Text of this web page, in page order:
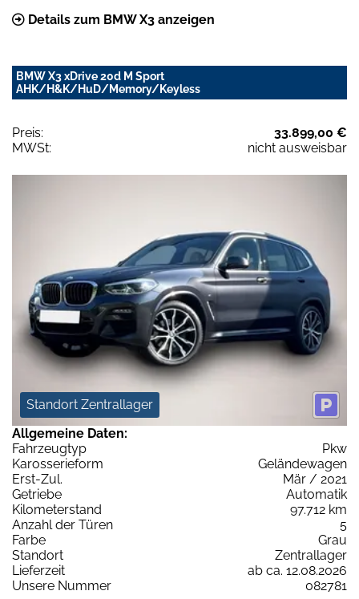
Details zum BMW X3 anzeigen
BMW X3 xDrive 20d M Sport
AHK/H&K/HuD/Memory/Keyless
Preis:
33.899,00 €
MWSt:
nicht ausweisbar
Standort Zentrallager
Allgemeine Daten:
Fahrzeugtyp
Pkw
Karosserieform
Geländewagen
Erst-Zul.
Mär / 2021
Getriebe
Automatik
Kilometerstand
97.712 km
Anzahl der Türen
5
Farbe
Grau
Standort
Zentrallager
Lieferzeit
ab ca. 12.08.2026
Unsere Nummer
082781